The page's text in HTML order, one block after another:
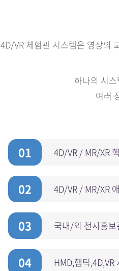
4D/VR 체험관 시스템은 영상의
하나의 시
여러
01 4D/VR / MR/XR
02 4D/VR / MR/XR
03 국내/외 전시홍
04 HMD,햄틱